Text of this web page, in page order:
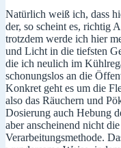
Natürlich weiß ich, dass
der, so scheint es, richtig
trotzdem werde ich hier
und Licht in die tiefsten
die ich neulich im
schonungslos an die
Konkret geht es um die
also das Räuchern und
Dosierung auch Hebung
aber anscheinend nicht
Verarbeitungsmethode.